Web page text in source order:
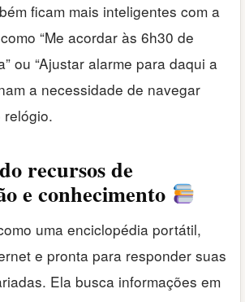
ficam mais inteligentes com a
“Me acordar às 6h30 de
ou “Ajustar alarme para daqui a
a necessidade de navegar
relógio.
recursos de
e conhecimento
uma enciclopédia portátil,
e pronta para responder suas
Ela busca informações em